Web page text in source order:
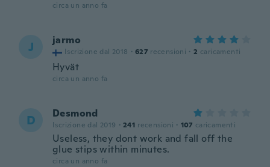
circa un anno fa
J jarmo
Iscrizione dal 2018 · 627 recensioni · 2 caricamenti
Hyvät
circa un anno fa
D Desmond
Iscrizione dal 2019 · 241 recensioni · 107 caricamenti
Useless, they dont work and fall off the
glue stips within minutes.
circa un anno fa